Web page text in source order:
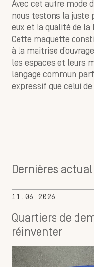
Avec cet autre mode
nous testons la juste
eux et la qualité de la
Cette maquette
à la maitrise
les espaces et leurs
langage commun
expressif que celui
Dernières
11.06.2026
Quartiers de
réinventer